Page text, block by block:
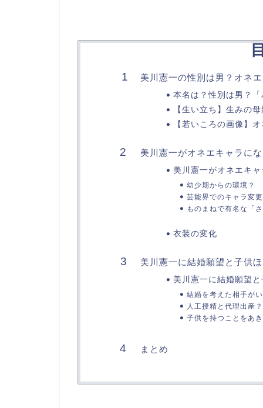
美川憲一の性別は男？オネ
本名は？性別は男？
【生い立ち】生みの
【若いころの画像】
美川憲一がオネエキャラに
美川憲一がオネエキ
幼少期からの環境？
芸能界でのキャラ変
ものまねで有名な「
衣装の変化
美川憲一に結婚願望と子供
美川憲一に結婚願望
結婚を考えた相手が
人工授精と代理出産？
子供を持つことをあ
まとめ